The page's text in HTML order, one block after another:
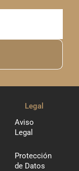
Legal
Aviso
Legal
Protección
de Datos